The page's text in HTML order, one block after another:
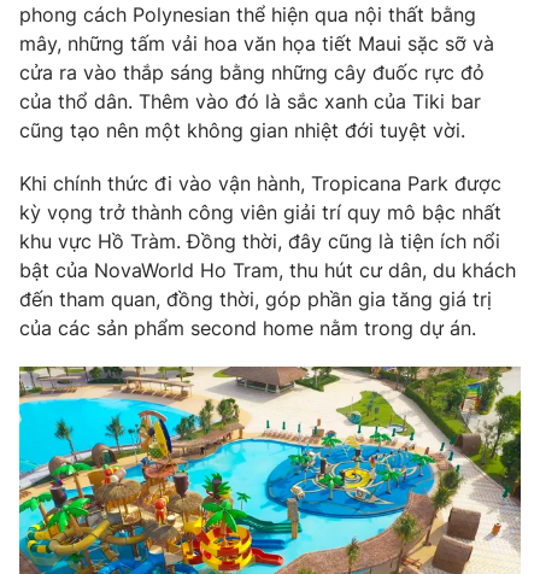
Tổng đài VTV: 024.38 355 931 - 024.38 355 932
Ðiện thoại Thời báo VTV:024.66 897 897
Email:toasoan@vtv.vn
Liên hệ quảng cáo:024-7300.7108
® Cấm sao chép dưới mọi hình thức nếu không có sự chấp
thuận bằng văn bản. Ghi rõ nguồn VTV.vn khi phát hành lại
thông tin từ website này.
phong cách Polynesian thể hiện qua nội thất bằng
mây, những tấm vải hoa văn họa tiết Maui sặc sỡ và
cửa ra vào thắp sáng bằng những cây đuốc rực đỏ
của thổ dân. Thêm vào đó là sắc xanh của Tiki bar
cũng tạo nên một không gian nhiệt đới tuyệt vời.
Khi chính thức đi vào vận hành, Tropicana Park được
kỳ vọng trở thành công viên giải trí quy mô bậc nhất
khu vực Hồ Tràm. Đồng thời, đây cũng là tiện ích nổi
bật của NovaWorld Ho Tram, thu hút cư dân, du khách
đến tham quan, đồng thời, góp phần gia tăng giá trị
của các sản phẩm second home nằm trong dự án.